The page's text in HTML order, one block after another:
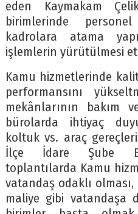
eden Kaymakam
birimlerinde
kadrolara atama
işlemlerin yürütülmesi
Kamu hizmetlerinde
performansını
mekânlarının bakım
bürolarda ihtiyaç
koltuk vs. araç
İlçe İdare Şube
toplantılarda Kamu
vatandaş odaklı
maliye gibi vatandaşa